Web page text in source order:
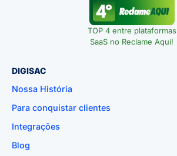
TOP 4 entre plataformas
SaaS no Reclame Aqui!
DIGISAC
Nossa História
Para conquistar clientes
Integrações
Blog